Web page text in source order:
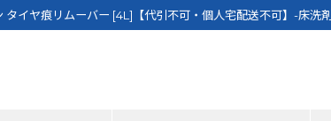
タイヤ痕リムーバー [4L]【代引不可・個人宅配送不可】-床洗